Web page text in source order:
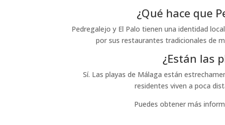
¿Qué hace que
Pedregalejo y El Palo tienen una identidad
por sus restaurantes tradicionales de
¿Están las
Sí. Las playas de Málaga están
residentes viven a poca
Puedes obtener más